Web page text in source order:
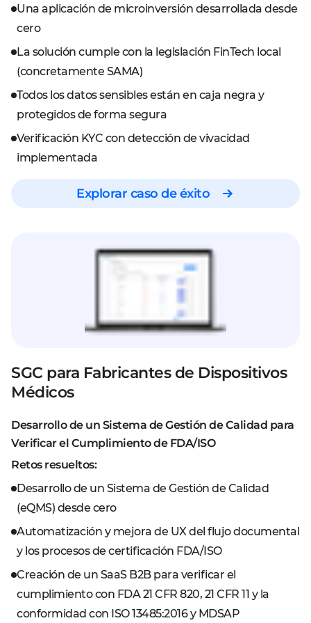
Una aplicación de microinversión desarrollada desde
cero
La solución cumple con la legislación FinTech local
(concretamente SAMA)
Todos los datos sensibles están en caja negra y
protegidos de forma segura
Verificación KYC con detección de vivacidad
implementada
Explorar caso de éxito
SGC para Fabricantes de Dispositivos
Médicos
Desarrollo de un Sistema de Gestión de Calidad para
Verificar el Cumplimiento de FDA/ISO
Retos resueltos:
Desarrollo de un Sistema de Gestión de Calidad
(eQMS) desde cero
Automatización y mejora de UX del flujo documental
y los procesos de certificación FDA/ISO
Creación de un SaaS B2B para verificar el
cumplimiento con FDA 21 CFR 820, 21 CFR 11 y la
conformidad con ISO 13485:2016 y MDSAP